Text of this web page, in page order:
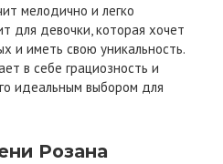
мелодично и легко
для девочки, которая хочет
и иметь свою уникальность.
в себе грациозность и
идеальным выбором для
Розана